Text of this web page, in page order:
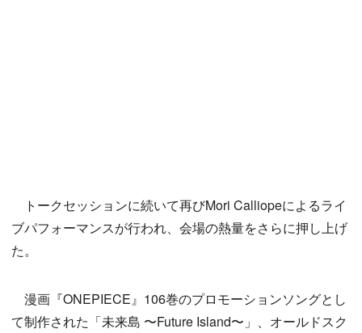
トークセッションに続いて再びMori Calliopeによるライ
ブパフォーマンスが行われ、会場の熱量をさらに押し上げ
た。
漫画『ONEPIECE』106巻のプロモーションソングとし
て制作された「未来島 〜Future Island〜」、オールドスク